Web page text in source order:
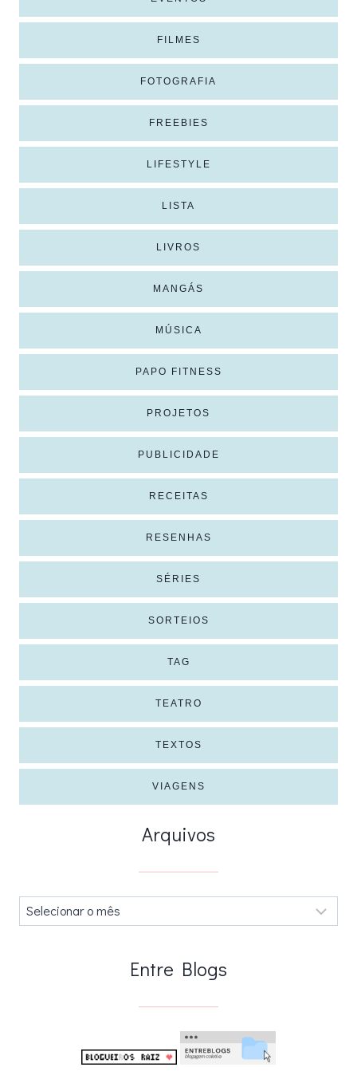
FILMES
FOTOGRAFIA
FREEBIES
LIFESTYLE
LISTA
LIVROS
MANGÁS
MÚSICA
PAPO FITNESS
PROJETOS
PUBLICIDADE
RECEITAS
RESENHAS
SÉRIES
SORTEIOS
TAG
TEATRO
TEXTOS
VIAGENS
Arquivos
Arquivos
Entre Blogs